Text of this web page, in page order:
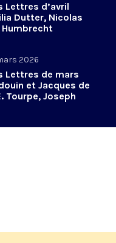
Lettres d’avril
Dutter, Nicolas
Humbrecht
2026
Lettres de mars
et Jacques de
Tourpe, Joseph